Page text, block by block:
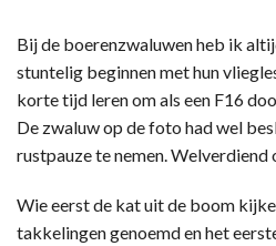
Bij de boerenzwaluwen heb ik
stuntelig beginnen met hun
korte tijd leren om als een F16
De zwaluw op de foto had wel
rustpauze te nemen.
Wie eerst de kat uit de boom
takkelingen genoemd en het